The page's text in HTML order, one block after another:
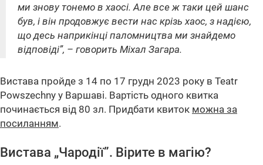
ми знову тонемо в хаосі. Але все ж таки цей шанс
був, і він продовжує вести нас крізь хаос, з надією,
що десь наприкінці паломництва ми знайдемо
відповіді”, – говорить Міхал Загара.
Вистава пройде з 14 по 17 грудн 2023 року в Teatr
Powszechny у Варшаві. Вартість одного квитка
починається від 80 зл. Придбати квиток можна за
посиланням.
Вистава „Чародії”. Вірите в магію?